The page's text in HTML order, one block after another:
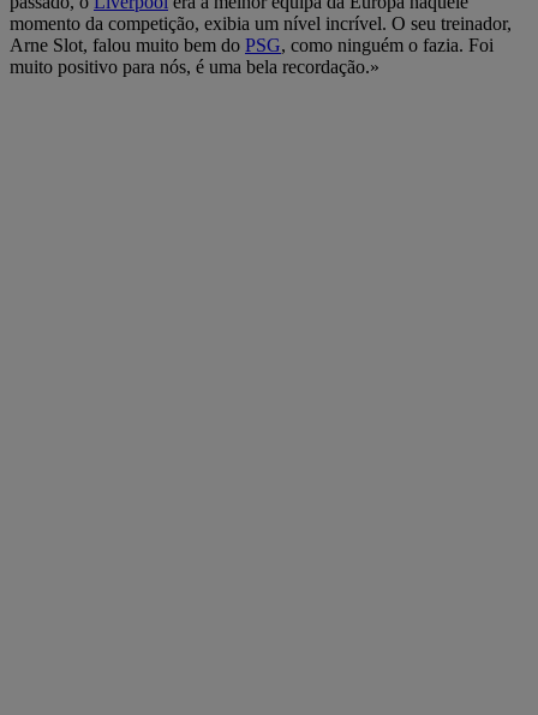
momento da competição, exibia um nível incrível. O seu treinador,
Arne Slot, falou muito bem do PSG, como ninguém o fazia. Foi
muito positivo para nós, é uma bela recordação.»